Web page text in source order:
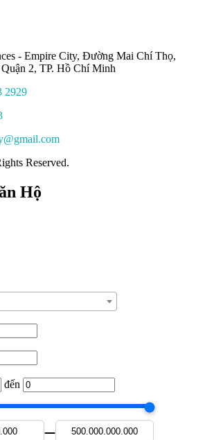
- Empire City, Đường Mai Chí Thọ,
2, TP. Hồ Chí Minh
2929
Reserved.
Hộ
đến
—